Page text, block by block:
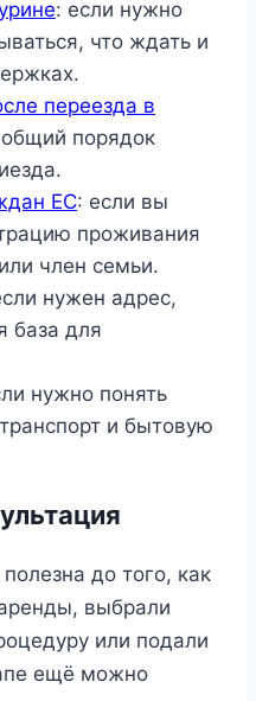
: если нужно
что ждать и
переезда в
порядок
ЕС: если вы
проживания
член семьи.
нужен адрес,
база для
нужно понять
и бытовую
до того, как
выбрали
или подали
ещё можно